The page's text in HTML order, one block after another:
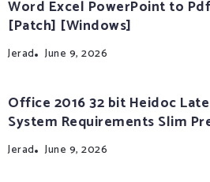
Word Excel PowerPoint to
[Patch] [Windows]
Jerad June 9, 2026
Office 2016 32 bit Heidoc
System Requirements Slim
Jerad June 9, 2026